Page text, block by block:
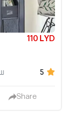
110 LYD
5
Share